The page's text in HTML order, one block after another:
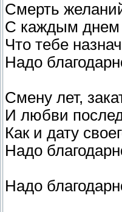
Смерть
С каждым днем
Что тебе
Надо
Смену лет,
И любви
Как и дату
Надо
Надо